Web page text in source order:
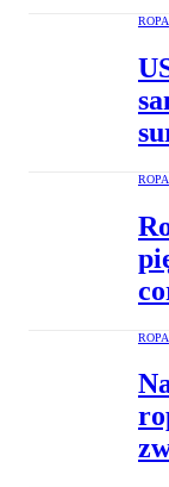
ROPA
ROPA
ROPA